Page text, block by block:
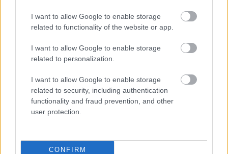
I want to allow Google to enable storage
related to functionality of the website or app.
I want to allow Google to enable storage
related to personalization.
I want to allow Google to enable storage
related to security, including authentication
functionality and fraud prevention, and other
user protection.
CONFIRM
Jó estét Pécs! (Kertvárosi Közösségi Televízió -
1987.11.30.)